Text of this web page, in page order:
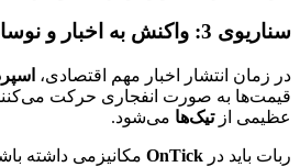
سناریوی 3: واکنش به اخبار و نوسانات شدید
در زمان انتشار اخبار مهم اقتصادی،
قیمت‌ها به صورت انفجاری حرکت
عظیمی ازتیک‌ها می‌شود.
ربات باید در OnTick مکانیزمی داشته